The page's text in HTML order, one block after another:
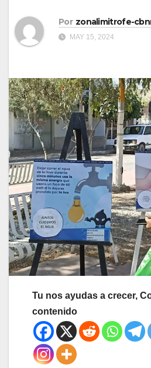
Por zonalimitrofe-
MAY 15, 2024
Tu nos ayudas a crecer,
contenido